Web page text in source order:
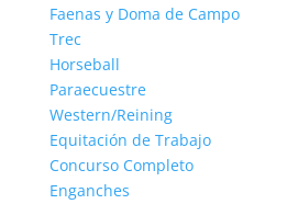
Faenas y Doma de Campo
Trec
Horseball
Paraecuestre
Western/Reining
Equitación de Trabajo
Concurso Completo
Enganches